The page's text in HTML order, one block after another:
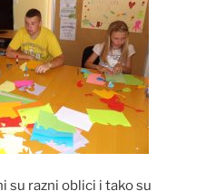
su razni oblici i tako su